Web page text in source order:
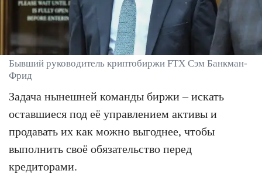
Бывший руководитель криптобиржи FTX Сэм Банкман-
Фрид
Задача нынешней команды биржи – искать
оставшиеся под её управлением активы и
продавать их как можно выгоднее, чтобы
выполнить своё обязательство перед
кредиторами.